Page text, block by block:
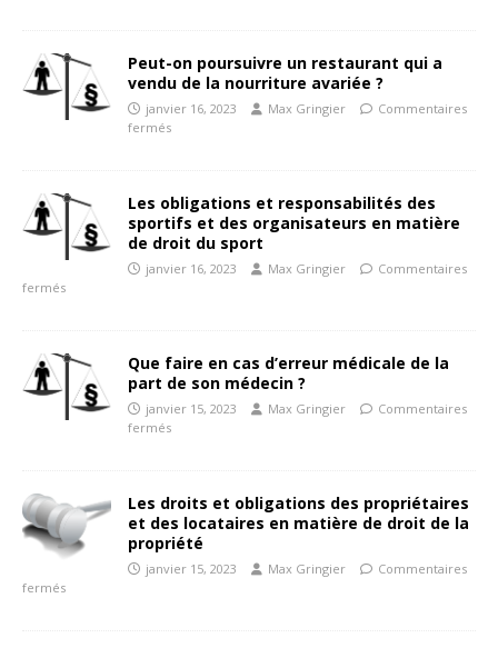
Peut-on poursuivre un restaurant qui a
vendu de la nourriture avariée ?
janvier 16, 2023 Max Gringier
Commentaires
fermés
Les obligations et responsabilités des
sportifs et des organisateurs en matière
de droit du sport
janvier 16, 2023 Max Gringier
Commentaires
fermés
Que faire en cas d’erreur médicale de la
part de son médecin ?
janvier 15, 2023 Max Gringier
Commentaires
fermés
Les droits et obligations des propriétaires
et des locataires en matière de droit de la
propriété
janvier 15, 2023 Max Gringier
Commentaires
fermés